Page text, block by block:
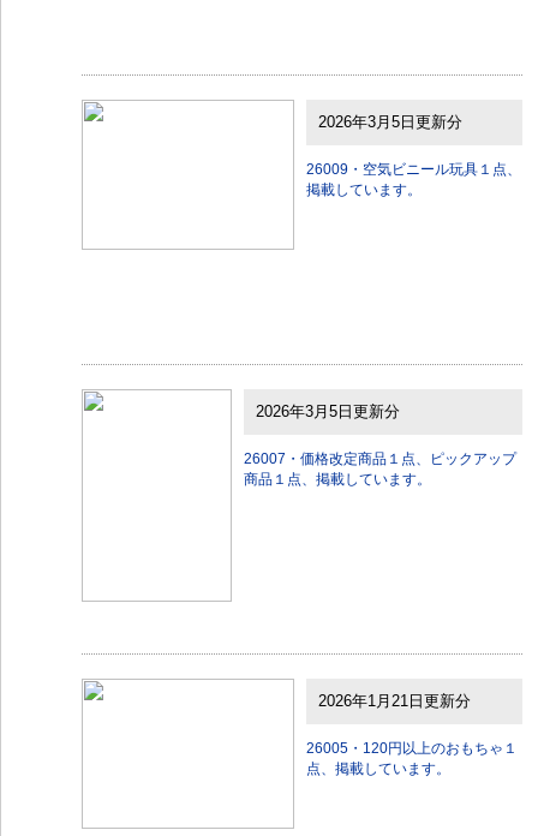
2026年3月5日更新分
26009・空気ビニール玩具１点、
掲載しています。
2026年3月5日更新分
26007・価格改定商品１点、ピックアップ
商品１点、掲載しています。
2026年1月21日更新分
26005・120円以上のおもちゃ１
点、掲載しています。